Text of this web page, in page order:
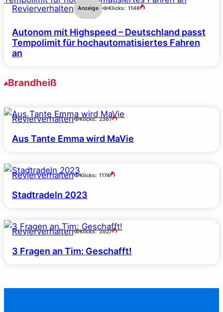
Revierverhalten Anzeige Klicks: 1148
Autonom mit Highspeed – Deutschland passt
Tempolimit für hochautomatisiertes Fahren
an
Brandheiß
Revierverhalten Klicks: 2367
Aus Tante Emma wird MaVie
Revierverhalten Klicks: 1174
Stadtradeln 2023
Revierverhalten Klicks: 3927
3 Fragen an Tim: Geschafft!